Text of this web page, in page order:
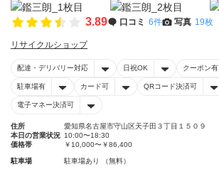
3.89 口コミ 6件 写真 19枚
リサイクルショップ
配達・デリバリー対応 日祝OK クーポン有
駐車場有 カード可 QRコード決済可
電子マネー決済可
住所
愛知県名古屋市守山区天子田３丁目１５０９
本日の営業状況 10:00〜18:30
価格帯
￥10,000〜￥86,400
駐車場 駐車場あり （無料）